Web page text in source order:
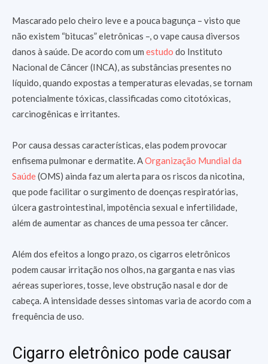
Mascarado pelo cheiro leve e a pouca bagunça – visto que
não existem “bitucas” eletrônicas –, o vape causa diversos
danos à saúde. De acordo com um estudo do Instituto
Nacional de Câncer (INCA), as substâncias presentes no
líquido, quando expostas a temperaturas elevadas, se tornam
potencialmente tóxicas, classificadas como citotóxicas,
carcinogênicas e irritantes.
Por causa dessas características, elas podem provocar
enfisema pulmonar e dermatite. AOrganização Mundial da
Saúde(OMS) ainda faz um alerta para os riscos da nicotina,
que pode facilitar o surgimento de doenças respiratórias,
úlcera gastrointestinal, impotência sexual e infertilidade,
além de aumentar as chances de uma pessoa ter câncer.
Além dos efeitos a longo prazo, os cigarros eletrônicos
podem causar irritação nos olhos, na garganta e nas vias
aéreas superiores, tosse, leve obstrução nasal e dor de
cabeça. A intensidade desses sintomas varia de acordo com a
frequência de uso.
Cigarro eletrônico pode causar